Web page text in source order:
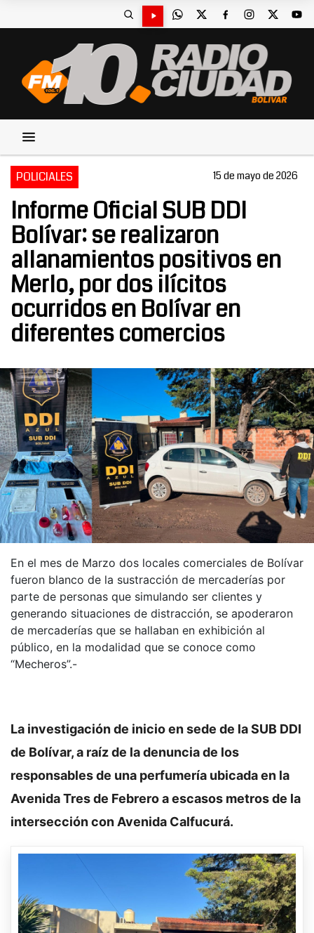
POLICIALES 15 de mayo de 2026
Informe Oficial SUB DDI
Bolívar: se realizaron
allanamientos positivos en
Merlo, por dos ilícitos
ocurridos en Bolívar en
diferentes comercios
En el mes de Marzo dos locales comerciales de Bolívar
fueron blanco de la sustracción de mercaderías por
parte de personas que simulando ser clientes y
generando situaciones de distracción, se apoderaron
de mercaderías que se hallaban en exhibición al
público, en la modalidad que se conoce como
“Mecheros”.-
La investigación de inicio en sede de la SUB DDI
de Bolívar, a raíz de la denuncia de los
responsables de una perfumería ubicada en la
Avenida Tres de Febrero a escasos metros de la
intersección con Avenida Calfucurá.